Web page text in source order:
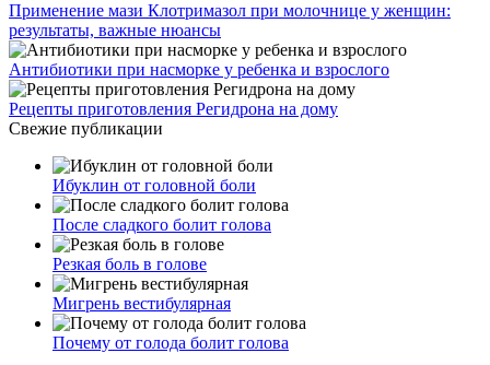
Применение мази Клотримазол при молочнице у женщин:
результаты, важные нюансы
Антибиотики при насморке у ребенка и взрослого
Рецепты приготовления Регидрона на дому
Свежие публикации
Ибуклин от головной боли
После сладкого болит голова
Резкая боль в голове
Мигрень вестибулярная
Почему от голода болит голова